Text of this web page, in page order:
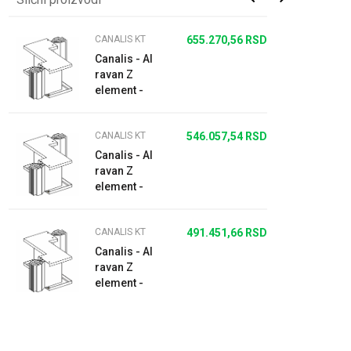
CANALIS KT
Canalis - Al
ravan Z
element -
655.270,56 RSD
CANALIS KT
Canalis - Al
ravan Z
element -
546.057,54 RSD
CANALIS KT
Canalis - Al
ravan Z
element -
491.451,66 RSD